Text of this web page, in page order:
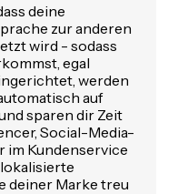
deine
zur anderen
wird - sodass
egal
werden
auf
sparen dir Zeit
Social-Media-
im Kundenservice
deiner Marke treu